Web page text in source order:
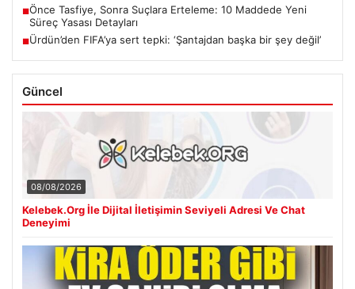
■Önce Tasfiye, Sonra Suçlara Erteleme: 10 Maddede Yeni
Süreç Yasası Detayları
■Ürdün’den FIFA’ya sert tepki: ‘Şantajdan başka bir şey değil’
Güncel
08/08/2026
Kelebek.Org İle Dijital İletişimin Seviyeli Adresi Ve Chat
Deneyimi